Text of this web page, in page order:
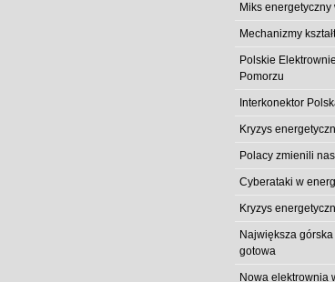
Miks energetyczny
Mechanizmy
Polskie
Pomorzu
Interkonektor
Kryzys
Polacy zmienili
Cyberataki w
Kryzys
Największa
gotowa
Nowa elektrownia